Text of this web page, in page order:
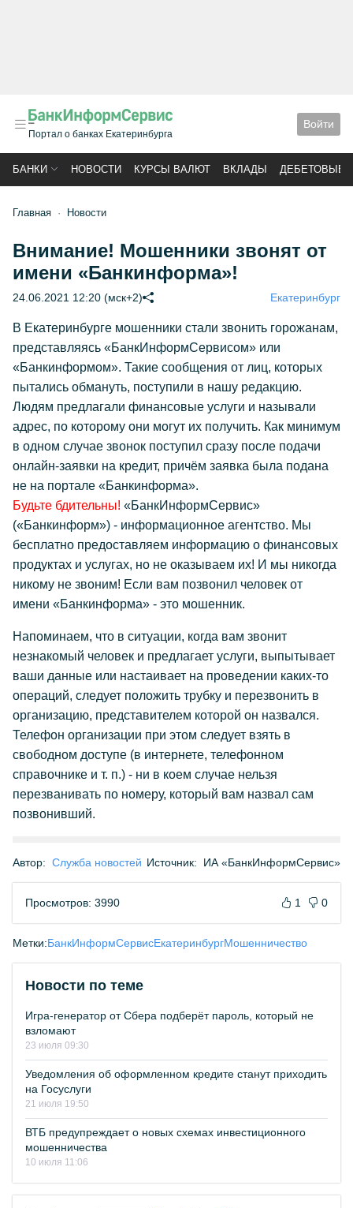
Портал о банках Екатеринбурга
Войти
БАНКИ НОВОСТИ КУРСЫ ВАЛЮТ ВКЛАДЫ ДЕБЕТОВЫЕ
Главная Новости
Внимание! Мошенники звонят от
имени «Банкинформа»!
24.06.2021 12:20 (мск+2) Екатеринбург
В Екатеринбурге мошенники стали звонить горожанам,
представляясь «БанкИнформСервисом» или
«Банкинформом». Такие сообщения от лиц, которых
пытались обмануть, поступили в нашу редакцию.
Людям предлагали финансовые услуги и называли
адрес, по которому они могут их получить. Как минимум
в одном случае звонок поступил сразу после подачи
онлайн-заявки на кредит, причём заявка была подана
не на портале «Банкинформа».
Будьте бдительны! «БанкИнформСервис»
(«Банкинформ») - информационное агентство. Мы
бесплатно предоставляем информацию о финансовых
продуктах и услугах, но не оказываем их! И мы никогда
никому не звоним! Если вам позвонил человек от
имени «Банкинформа» - это мошенник.
Напоминаем, что в ситуации, когда вам звонит
незнакомый человек и предлагает услуги, выпытывает
ваши данные или настаивает на проведении каких-то
операций, следует положить трубку и перезвонить в
организацию, представителем которой он назвался.
Телефон организации при этом следует взять в
свободном доступе (в интернете, телефонном
справочнике и т. п.) - ни в коем случае нельзя
перезванивать по номеру, который вам назвал сам
позвонивший.
Автор: Служба новостей Источник: ИА «БанкИнформСервис»
Просмотров: 3990 1 0
Метки:БанкИнформСервисЕкатеринбургМошенничество
Новости по теме
Игра-генератор от Сбера подберёт пароль, который не
взломают
23 июля 09:30
Уведомления об оформленном кредите станут приходить
на Госуслуги
21 июля 19:50
ВТБ предупреждает о новых схемах инвестиционного
мошенничества
10 июля 11:06